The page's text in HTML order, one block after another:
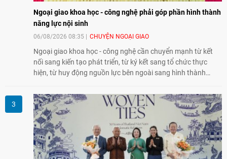
Ngoại giao khoa học - công nghệ phải góp phần hình thành
năng lực nội sinh
06/08/2026 08:35 CHUYỆN NGOẠI GIAO
Ngoại giao khoa học - công nghệ cần chuyển mạnh từ kết
nối sang kiến tạo phát triển, từ ký kết sang tổ chức thực
hiện, từ huy động nguồn lực bên ngoài sang hình thành
nghệ, đổi mới sáng tạo và chuyển đổi số trở thành động lực
phát triển đất nước.